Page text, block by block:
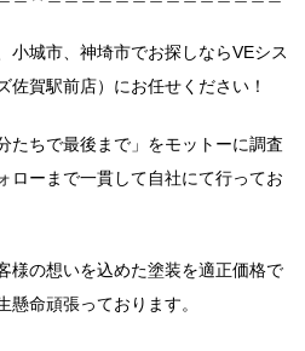
小城市、神埼市でお探しならVEシス
佐賀駅前店）にお任せください！
たちで最後まで」をモットーに調査
ローまで一貫して自社にて行ってお
様の想いを込めた塗装を適正価格で
命頑張っております。